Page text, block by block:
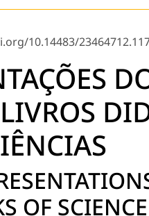
10.14483/
OF SCIENCE